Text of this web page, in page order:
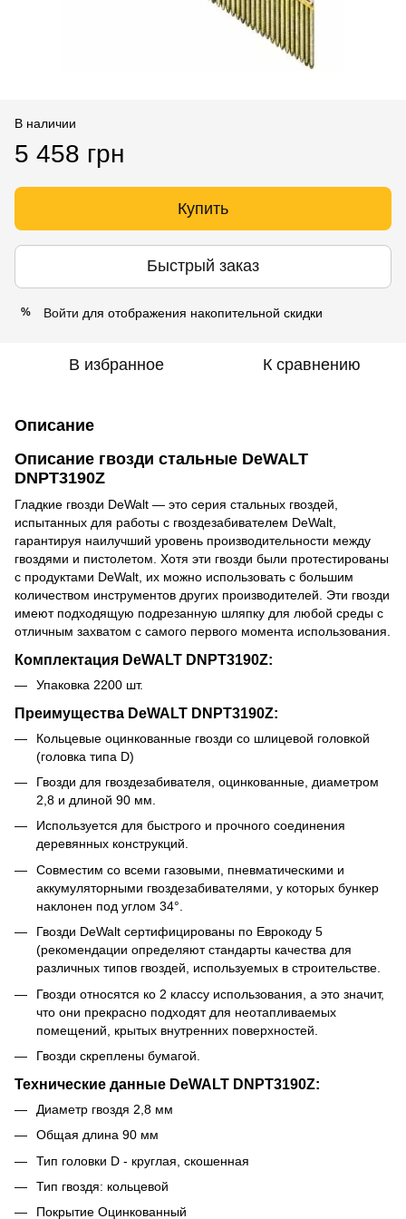
В наличии
5 458 грн
Купить
Быстрый заказ
% Войти для отображения накопительной скидки
В избранное К сравнению
Описание
Описание гвозди стальные DeWALT
DNPT3190Z
Гладкие гвозди DeWalt — это серия стальных гвоздей,
испытанных для работы с гвоздезабивателем DeWalt,
гарантируя наилучший уровень производительности между
гвоздями и пистолетом. Хотя эти гвозди были протестированы
с продуктами DeWalt, их можно использовать с большим
количеством инструментов других производителей. Эти гвозди
имеют подходящую подрезанную шляпку для любой среды с
отличным захватом с самого первого момента использования.
Комплектация DeWALT DNPT3190Z:
Упаковка 2200 шт.
Преимущества DeWALT DNPT3190Z:
Кольцевые оцинкованные гвозди со шлицевой головкой
(головка типа D)
Гвозди для гвоздезабивателя, оцинкованные, диаметром
2,8 и длиной 90 мм.
Используется для быстрого и прочного соединения
деревянных конструкций.
Совместим со всеми газовыми, пневматическими и
аккумуляторными гвоздезабивателями, у которых бункер
наклонен под углом 34°.
Гвозди DeWalt сертифицированы по Еврокоду 5
(рекомендации определяют стандарты качества для
различных типов гвоздей, используемых в строительстве.
Гвозди относятся ко 2 классу использования, а это значит,
что они прекрасно подходят для неотапливаемых
помещений, крытых внутренних поверхностей.
Гвозди скреплены бумагой.
Технические данные DeWALT DNPT3190Z:
Диаметр гвоздя 2,8 мм
Общая длина 90 мм
Тип головки D - круглая, скошенная
Тип гвоздя: кольцевой
Покрытие Оцинкованный